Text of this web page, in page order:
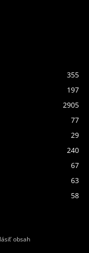
355
197
2905
77
29
240
67
63
58
obsah